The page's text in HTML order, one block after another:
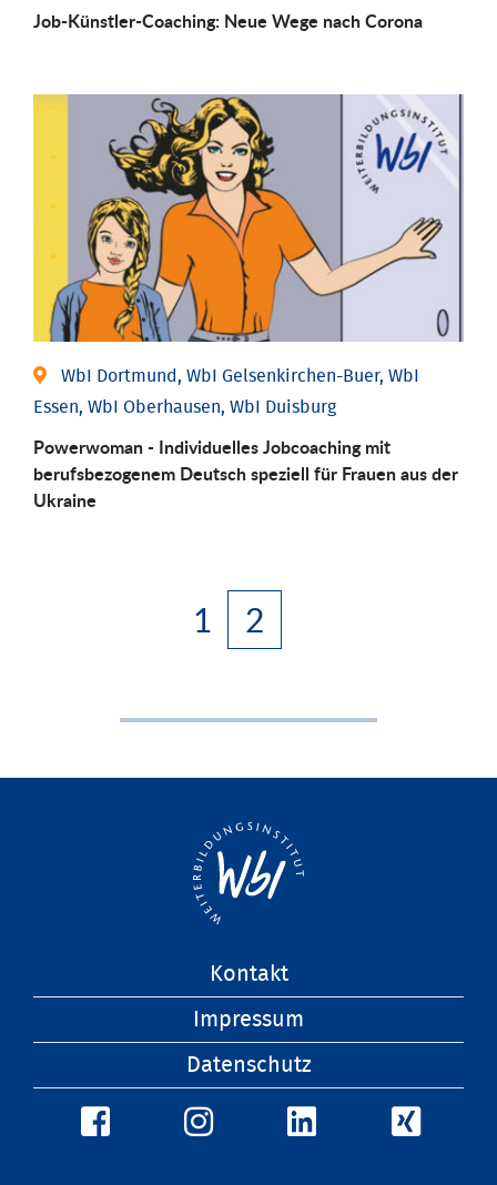
Job-Künstler-Coaching: Neue Wege nach Corona
WbI Dortmund, WbI Gelsenkirchen-Buer, WbI
Essen, WbI Oberhausen, WbI Duisburg
Powerwoman - Individuelles Jobcoaching mit
berufsbezogenem Deutsch speziell für Frauen aus der
Ukraine
1 2
Kontakt
Impressum
Datenschutz